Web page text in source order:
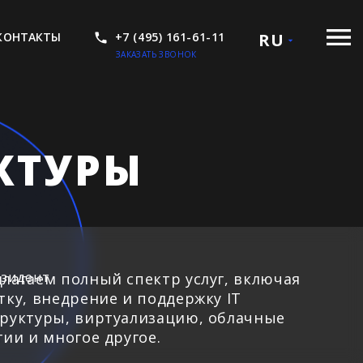
+7 (495) 161-61-11
ЗАКАЗАТЬ ЗВОНОК
RU
полный спектр услуг, включая
внедрение и поддержку IT
виртуализацию, облачные
и многое другое.